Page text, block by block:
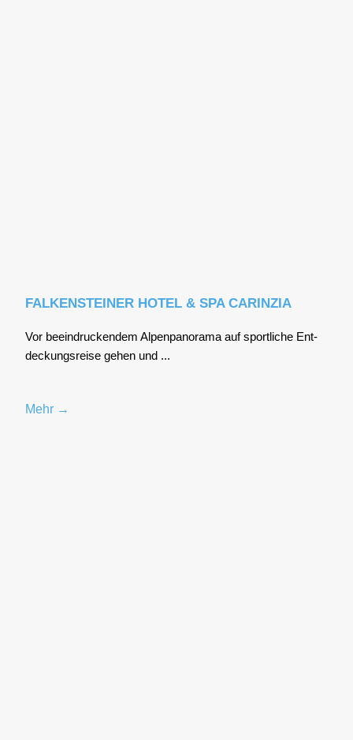
FALKENSTEINER HOTEL & SPA CARINZIA
Vor beein­dru­cken­dem Alpen­pan­ora­ma auf sport­li­che Ent­
de­ckungs­rei­se gehen und ...
Mehr →